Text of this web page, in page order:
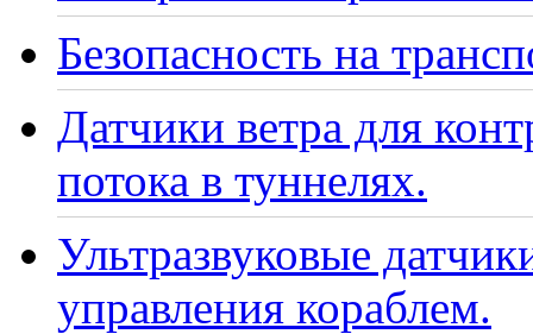
Безопасность на
Датчики ветра для
потока в туннелях.
Ультразвуковые
управления кораблем.